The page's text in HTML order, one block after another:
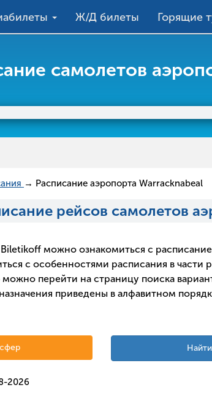
Ж/Д билеты Горящие
самолетов
→ Расписание аэропорта Warracknabeal
рейсов самолетов
можно ознакомиться с
с особенностями расписания в части
перейти на страницу поиска
приведены в алфавитном
2026